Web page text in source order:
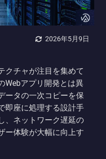
2026年5月9日
クチャが注目を集めて
Webアプリ開発とは異
ータの一次コピーを保
即座に処理する設計手
、ネットワーク遅延の
ー体験が大幅に向上す